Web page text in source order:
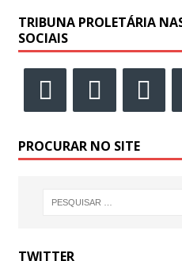
TRIBUNA PROLETÁRIA
SOCIAIS
PROCURAR NO SITE
TWITTER